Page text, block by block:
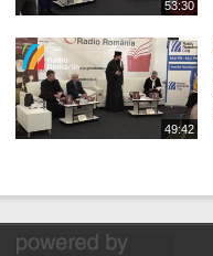
53:30
49:42